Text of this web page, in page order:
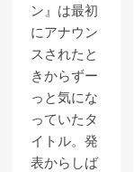
ン』は最初
にアナウン
スされたと
きからずー
っと気にな
っていたタ
イトル。発
表からしば